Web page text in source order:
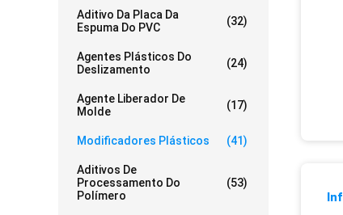
Aditivo Da Placa Da
Espuma Do PVC
(32)
Agentes Plásticos Do
Deslizamento
(24)
Agente Liberador De
Molde
(17)
Modificadores Plásticos (41)
Aditivos De
Processamento Do
Polímero
(53)